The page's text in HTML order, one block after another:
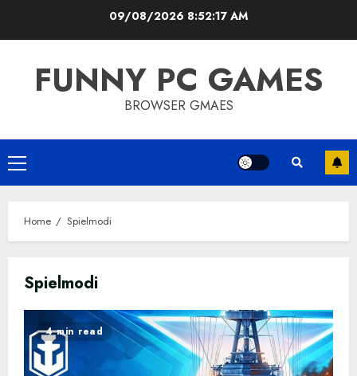
09/08/2026 8:52:17 AM
FUNNY PC GAMES
BROWSER GMAES
Primary
Menu
Home Spielmodi
Spielmodi
4 min read